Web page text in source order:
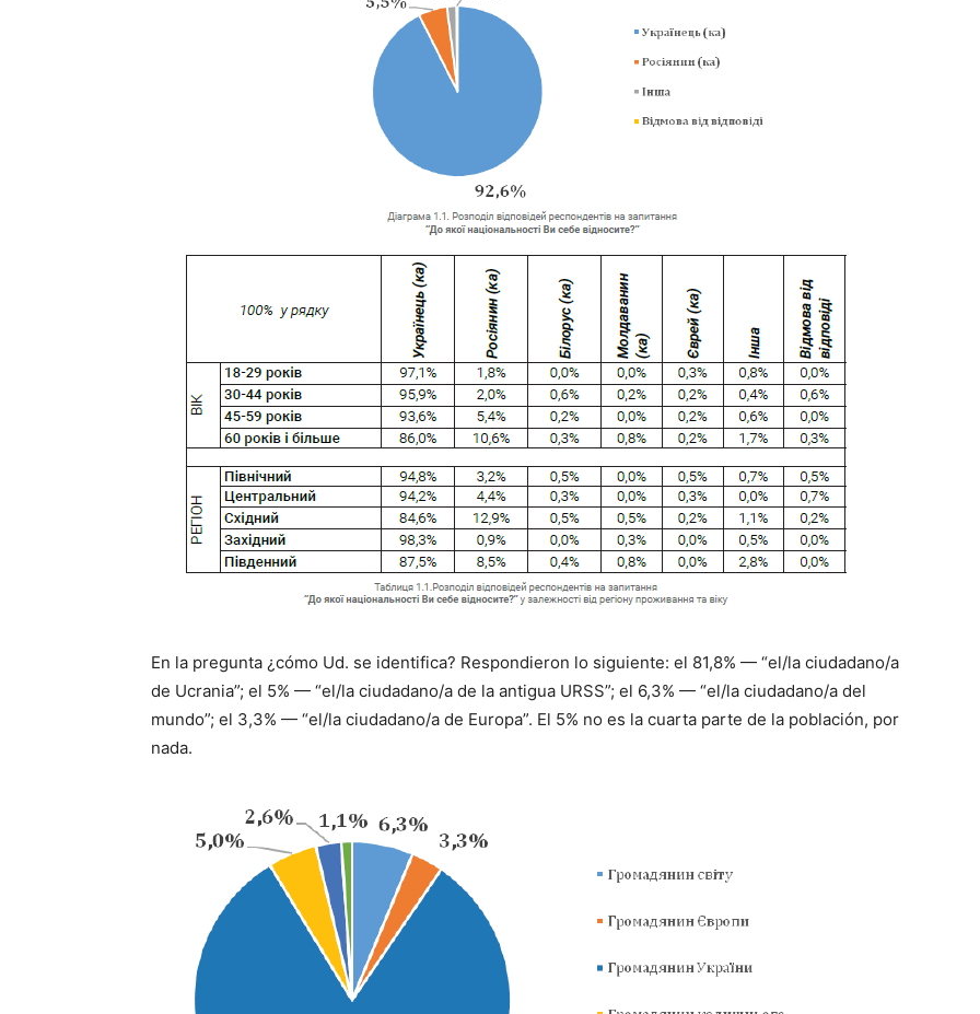
En la pregunta ¿cómo Ud. se identifica? Respondieron lo siguiente: el 81,8% — “el/la ciudadano/a
de Ucrania”; el 5% — “el/la ciudadano/a de la antigua URSS”; el 6,3% — “el/la ciudadano/a del
mundo”; el 3,3% — “el/la ciudadano/a de Europa”. El 5% no es la cuarta parte de la población, por
nada.